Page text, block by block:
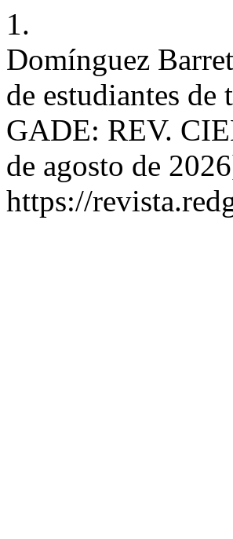
1.
Domínguez
de estudiantes de
GADE: REV.
de agosto de
https://